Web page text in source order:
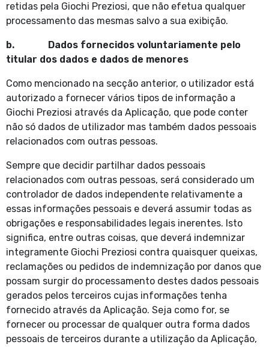
retidas pela Giochi Preziosi, que não efetua qualquer
processamento das mesmas salvo a sua exibição.
b. Dados fornecidos voluntariamente pelo
titular dos dados e dados de menores
Como mencionado na secção anterior, o utilizador está
autorizado a fornecer vários tipos de informação a
Giochi Preziosi através da Aplicação, que pode conter
não só dados de utilizador mas também dados pessoais
relacionados com outras pessoas.
Sempre que decidir partilhar dados pessoais
relacionados com outras pessoas, será considerado um
controlador de dados independente relativamente a
essas informações pessoais e deverá assumir todas as
obrigações e responsabilidades legais inerentes. Isto
significa, entre outras coisas, que deverá indemnizar
integramente Giochi Preziosi contra quaisquer queixas,
reclamações ou pedidos de indemnização por danos que
possam surgir do processamento destes dados pessoais
gerados pelos terceiros cujas informações tenha
fornecido através da Aplicação. Seja como for, se
fornecer ou processar de qualquer outra forma dados
pessoais de terceiros durante a utilização da Aplicação,